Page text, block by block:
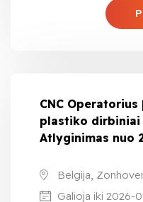
CNC
plastiko dirbiniai
Atlyginimas nuo
Belgija,
Galioja iki 2026-